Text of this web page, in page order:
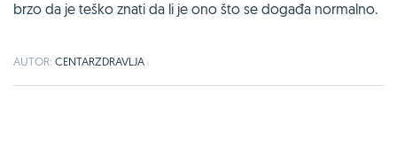
brzo da je teško znati da li je ono što se događa normalno.
AUTOR: CENTARZDRAVLJA